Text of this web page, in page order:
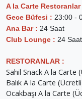
A la Carte Restoranlar
Gece Büfesi : 23:00 -
Ana Bar : 24 Saat
Club Lounge : 24
RESTORANLAR :
Sahil Snack A la Carte
Balık A la Carte
Ocakbaşı A la Carte